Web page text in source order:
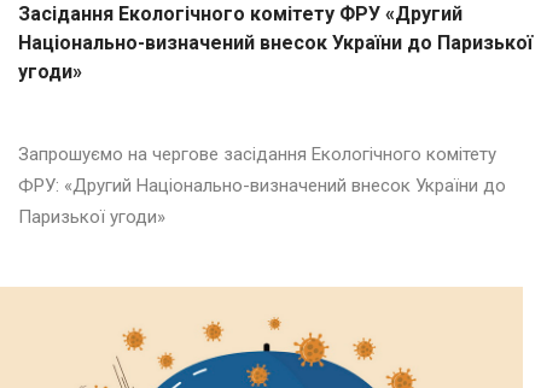
Засідання Екологічного комітету ФРУ «Другий
Національно-визначений внесок України до Паризької
угоди»
Запрошуємо на чергове засідання Екологічного комітету
ФРУ: «Другий Національно-визначений внесок України до
Паризької угоди»